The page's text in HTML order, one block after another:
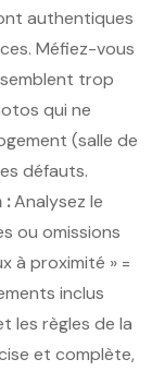
authentiques
Méfiez-vous
trop
qui ne
(salle de
défauts.
:Analysez le
ou omissions
à proximité » =
inclus
les règles de la
et complète,